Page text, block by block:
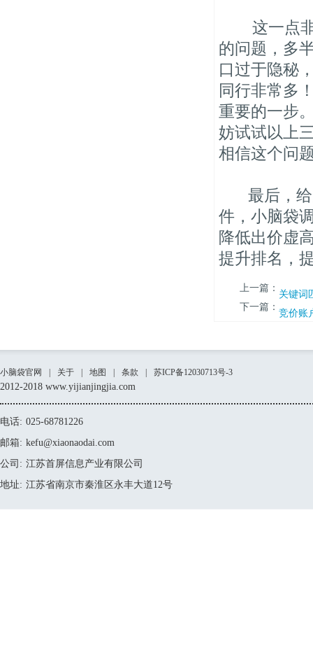
这一点非
的问题，多
口过于隐秘
同行非常多
重要的一步
妨试试以上
相信这个问
最后，给
件，小脑袋
降低出价虚
提升排名，
上一篇： 关键词
下一篇： 竞价账
小脑袋官网 关于 地图 条款 苏ICP备12030713号-3
2012-2018 www.yijianjingjia.com
电话: 025-68781226
邮箱: kefu@xiaonaodai.com
公司: 江苏首屏信息产业有限公司
地址: 江苏省南京市秦淮区永丰大道12号